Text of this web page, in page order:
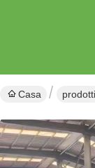
Casa prodotti